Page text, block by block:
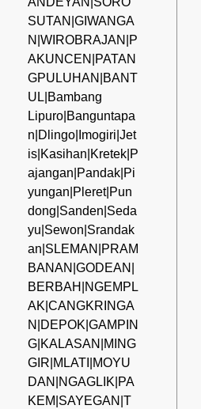
SUTAN|GIWANGA
N|WIROBRAJAN|P
AKUNCEN|PATAN
GPULUHAN|BANT
UL|Bambang
Lipuro|Banguntapa
n|Dlingo|Imogiri|Jet
is|Kasihan|Kretek|P
ajangan|Pandak|Pi
yungan|Pleret|Pun
dong|Sanden|Seda
yu|Sewon|Srandak
an|SLEMAN|PRAM
BANAN|GODEAN|
BERBAH|NGEMPL
AK|CANGKRINGA
N|DEPOK|GAMPIN
G|KALASAN|MING
GIR|MLATI|MOYU
DAN|NGAGLIK|PA
KEM|SAYEGAN|T